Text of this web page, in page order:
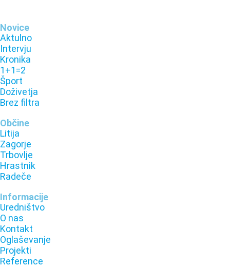
Novice
Aktulno
Intervju
Kronika
1+1=2
Šport
Doživetja
Brez filtra
Občine
Litija
Zagorje
Trbovlje
Hrastnik
Radeče
Informacije
Uredništvo
O nas
Kontakt
Oglaševanje
Projekti
Reference